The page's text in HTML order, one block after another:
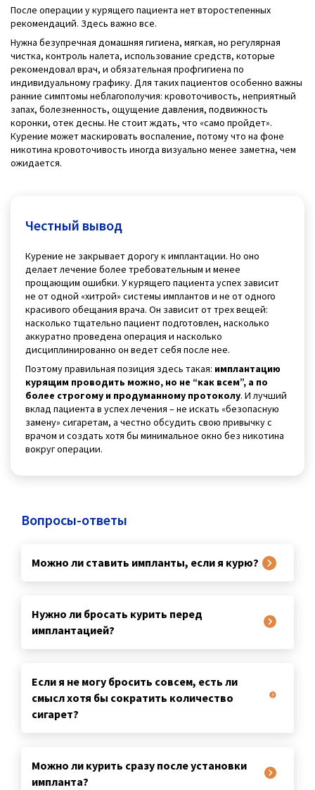
После операции у курящего пациента нет второстепенных
рекомендаций. Здесь важно все.
Нужна безупречная домашняя гигиена, мягкая, но регулярная
чистка, контроль налета, использование средств, которые
рекомендовал врач, и обязательная профгигиена по
индивидуальному графику. Для таких пациентов особенно важны
ранние симптомы неблагополучия: кровоточивость, неприятный
запах, болезненность, ощущение давления, подвижность
коронки, отек десны. Не стоит ждать, что «само пройдет».
Курение может маскировать воспаление, потому что на фоне
никотина кровоточивость иногда визуально менее заметна, чем
ожидается.
Честный вывод
Курение не закрывает дорогу к имплантации. Но оно
делает лечение более требовательным и менее
прощающим ошибки. У курящего пациента успех зависит
не от одной «хитрой» системы имплантов и не от одного
красивого обещания врача. Он зависит от трех вещей:
насколько тщательно пациент подготовлен, насколько
аккуратно проведена операция и насколько
дисциплинированно он ведет себя после нее.
Поэтому правильная позиция здесь такая: имплантацию
курящим проводить можно, но не “как всем”, а по
более строгому и продуманному протоколу. И лучший
вклад пациента в успех лечения – не искать «безопасную
замену» сигаретам, а честно обсудить свою привычку с
врачом и создать хотя бы минимальное окно без никотина
вокруг операции.
Вопросы-ответы
Можно ли ставить импланты, если я курю?
Нужно ли бросать курить перед
имплантацией?
Если я не могу бросить совсем, есть ли
смысл хотя бы сократить количество
сигарет?
Можно ли курить сразу после установки
импланта?